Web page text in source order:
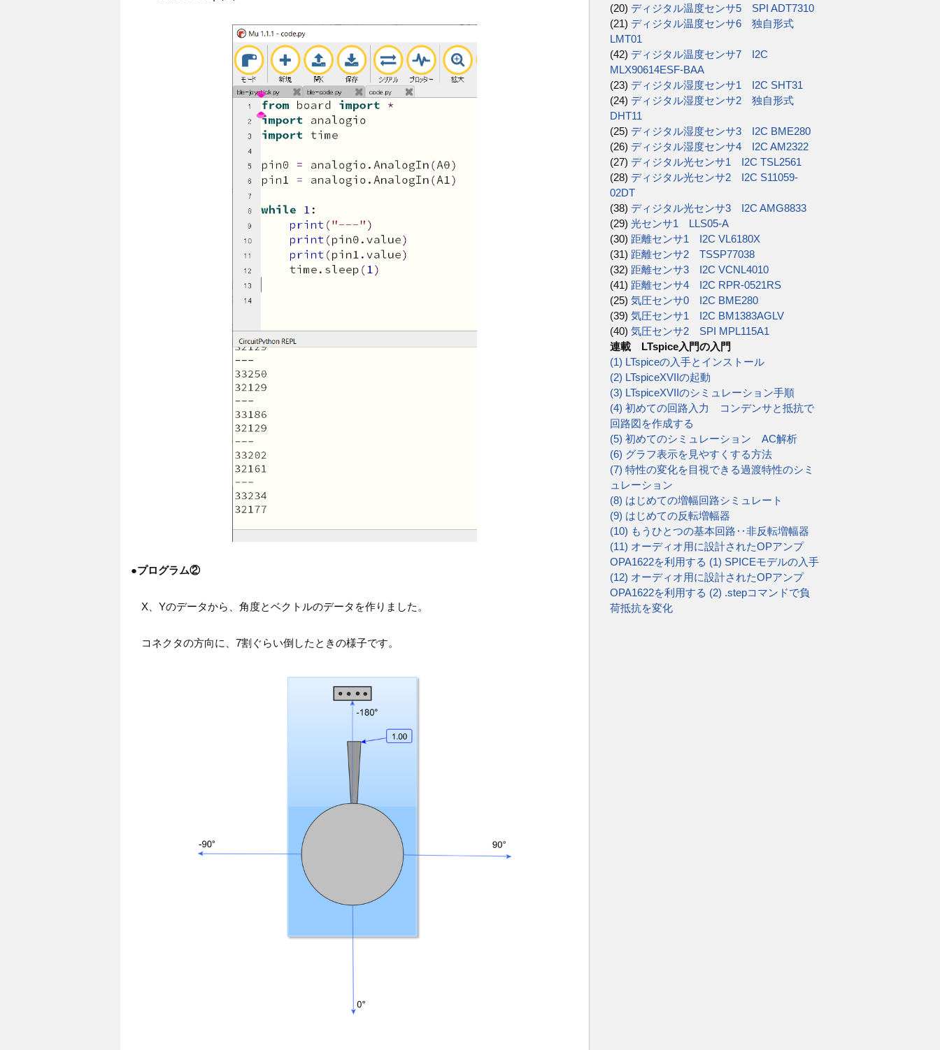
●プログラム②
X、Yのデータから、角度とベクトルのデータを作りました。
コネクタの方向に、7割ぐらい倒したときの様子です。
(20) ディジタル温度センサ5 SPI ADT7310
(21) ディジタル温度センサ6 独自形式
LMT01
(42) ディジタル温度センサ7 I2C
MLX90614ESF-BAA
(23) ディジタル湿度センサ1 I2C SHT31
(24) ディジタル湿度センサ2 独自形式
DHT11
(25) ディジタル湿度センサ3 I2C BME280
(26) ディジタル湿度センサ4 I2C AM2322
(27) ディジタル光センサ1 I2C TSL2561
(28) ディジタル光センサ2 I2C S11059-
02DT
(38) ディジタル光センサ3 I2C AMG8833
(29) 光センサ1 LLS05-A
(30) 距離センサ1 I2C VL6180X
(31) 距離センサ2 TSSP77038
(32) 距離センサ3 I2C VCNL4010
(41) 距離センサ4 I2C RPR-0521RS
(25) 気圧センサ0 I2C BME280
(39) 気圧センサ1 I2C BM1383AGLV
(40) 気圧センサ2 SPI MPL115A1
連載 LTspice入門の入門
(1) LTspiceの入手とインストール
(2) LTspiceXVIIの起動
(3) LTspiceXVIIのシミュレーション手順
(4) 初めての回路入力 コンデンサと抵抗で
回路図を作成する
(5) 初めてのシミュレーション AC解析
(6) グラフ表示を見やすくする方法
(7) 特性の変化を目視できる過渡特性のシミ
ュレーション
(8) はじめての増幅回路シミュレート
(9) はじめての反転増幅器
(10) もうひとつの基本回路‥非反転増幅器
(11) オーディオ用に設計されたOPアンプ
OPA1622を利用する (1) SPICEモデルの入手
(12) オーディオ用に設計されたOPアンプ
OPA1622を利用する (2) .stepコマンドで負
荷抵抗を変化